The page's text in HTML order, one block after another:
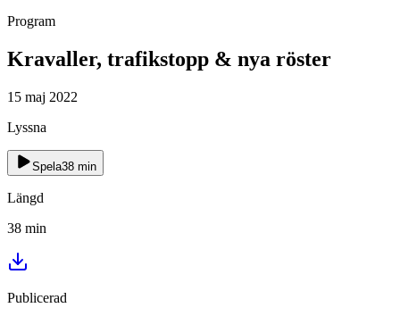
Program
Kravaller, trafikstopp & nya röster
15 maj 2022
Lyssna
Spela38 min
Längd
38 min
Publicerad